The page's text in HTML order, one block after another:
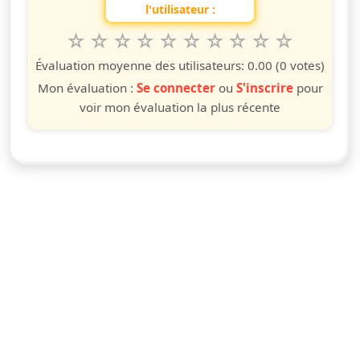
l'utilisateur :
questo spettacolo da 1 a 10 étoiles
10
étoiles
9
étoiles
8
étoiles
7
étoiles
6
étoiles
5
étoiles
4
étoiles
3
étoiles
2
étoiles
étoile
Évaluation moyenne des utilisateurs: 0.00 (0 votes)
Mon évaluation : Se connecterou S'inscrirepour
voir mon évaluation la plus récente